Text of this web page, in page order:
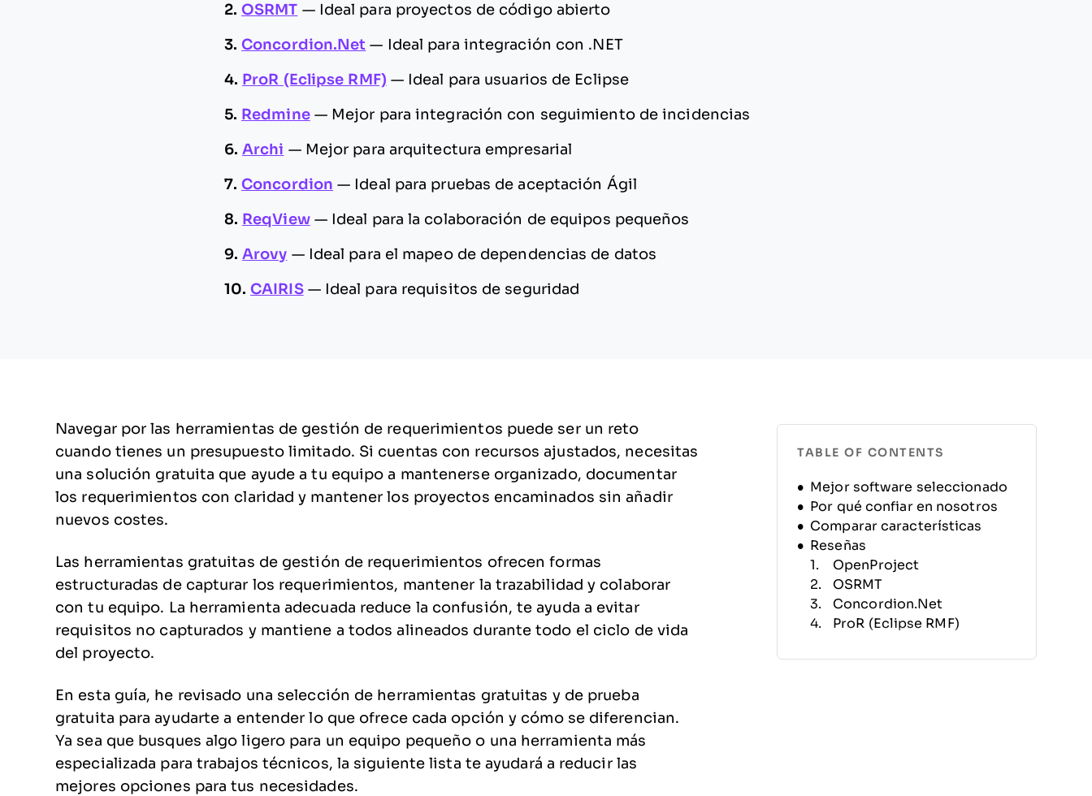
2. OSRMT — Ideal para proyectos de código abierto
3. Concordion.Net — Ideal para integración con .NET
4. ProR (Eclipse RMF) — Ideal para usuarios de Eclipse
5. Redmine — Mejor para integración con seguimiento de incidencias
6. Archi — Mejor para arquitectura empresarial
7. Concordion — Ideal para pruebas de aceptación Ágil
8. ReqView — Ideal para la colaboración de equipos pequeños
9. Arovy — Ideal para el mapeo de dependencias de datos
10. CAIRIS — Ideal para requisitos de seguridad
Navegar por las herramientas de gestión de requerimientos puede ser un reto
cuando tienes un presupuesto limitado. Si cuentas con recursos ajustados, necesitas
una solución gratuita que ayude a tu equipo a mantenerse organizado, documentar
los requerimientos con claridad y mantener los proyectos encaminados sin añadir
nuevos costes.
Las herramientas gratuitas de gestión de requerimientos ofrecen formas
estructuradas de capturar los requerimientos, mantener la trazabilidad y colaborar
con tu equipo. La herramienta adecuada reduce la confusión, te ayuda a evitar
requisitos no capturados y mantiene a todos alineados durante todo el ciclo de vida
del proyecto.
En esta guía, he revisado una selección de herramientas gratuitas y de prueba
gratuita para ayudarte a entender lo que ofrece cada opción y cómo se diferencian.
Ya sea que busques algo ligero para un equipo pequeño o una herramienta más
especializada para trabajos técnicos, la siguiente lista te ayudará a reducir las
mejores opciones para tus necesidades.
TABLE OF CONTENTS
Mejor software seleccionado
Por qué confiar en nosotros
Comparar características
Reseñas
OpenProject
OSRMT
Concordion.Net
ProR (Eclipse RMF)
Archi